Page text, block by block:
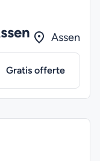
Assen
Gratis offerte